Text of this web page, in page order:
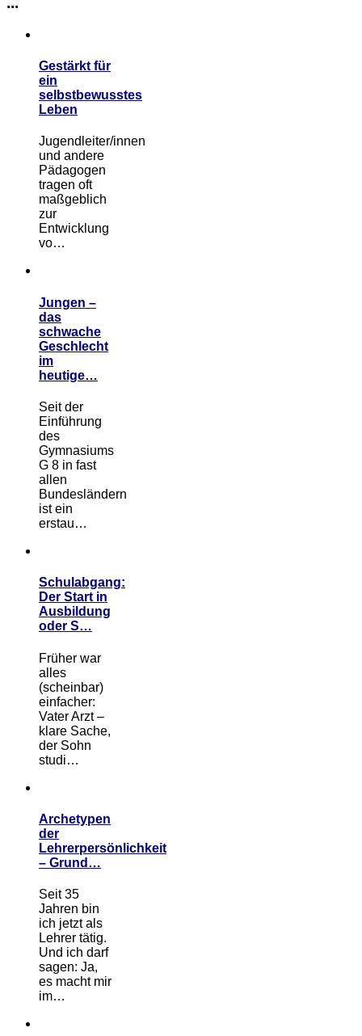
Gestärkt für
ein
selbstbewusstes
Leben
Jugendleiter/innen
und andere
Pädagogen
tragen oft
maßgeblich
zur
Entwicklung
vo…
Jungen –
das
schwache
Geschlecht
im
heutige…
Seit der
Einführung
des
Gymnasiums
G 8 in fast
allen
Bundesländern
ist ein
erstau…
Schulabgang:
Der Start in
Ausbildung
oder S…
Früher war
alles
(scheinbar)
einfacher:
Vater Arzt –
klare Sache,
der Sohn
studi…
Archetypen
der
Lehrerpersönlichkeit
– Grund…
Seit 35
Jahren bin
ich jetzt als
Lehrer tätig.
Und ich darf
sagen: Ja,
es macht mir
im…